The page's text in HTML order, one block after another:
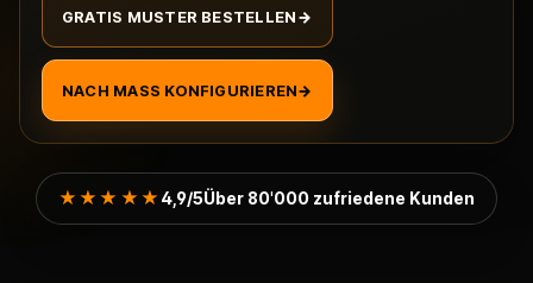
GRATIS MUSTER BESTELLEN →
NACH MASS KONFIGURIEREN→
★★★★★ 4,9/5Über 80'000 zufriedene Kunden